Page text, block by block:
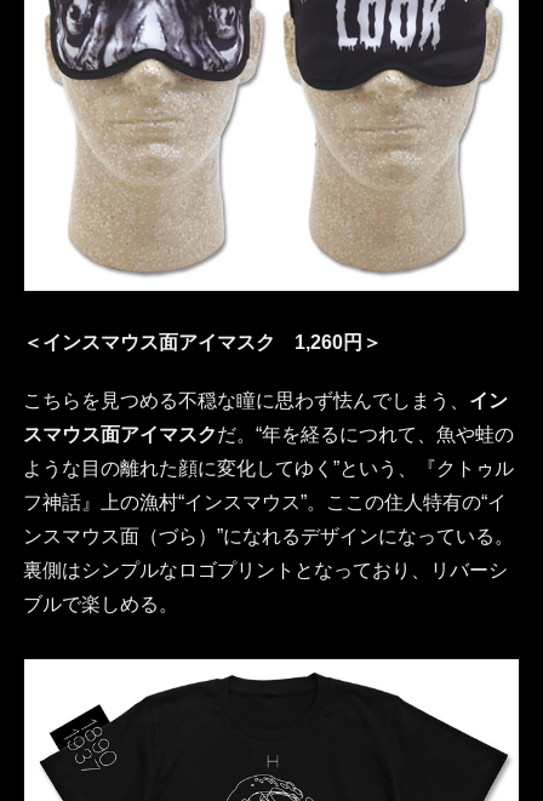
＜インスマウス面アイマスク 1,260円＞
こちらを見つめる不穏な瞳に思わず怯んでしまう、 イン
スマウス面アイマスクだ。“年を経るにつれて、魚や蛙の
ような目の離れた顔に変化してゆく”という、『クトゥル
フ神話』上の漁村“インスマウス”。ここの住人特有の“イ
ンスマウス面（づら）”になれるデザインになっている。
裏側はシンプルなロゴプリントとなっており、リバーシ
ブルで楽しめる。